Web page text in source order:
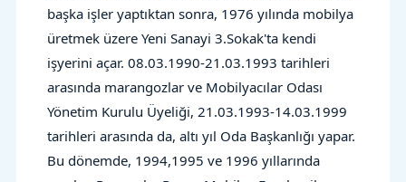
başka işler yaptıktan sonra, 1976 yılında mobilya
üretmek üzere Yeni Sanayi 3.Sokak'ta kendi
işyerini açar. 08.03.1990-21.03.1993 tarihleri
arasında marangozlar ve Mobilyacılar Odası
Yönetim Kurulu Üyeliği, 21.03.1993-14.03.1999
tarihleri arasında da, altı yıl Oda Başkanlığı yapar.
Bu dönemde, 1994,1995 ve 1996 yıllarında